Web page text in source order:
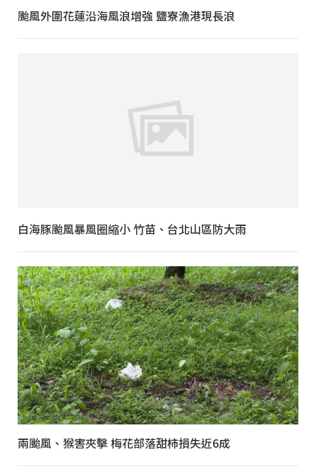
颱風外圍花蓮沿海風浪增強 鹽寮漁港現長浪
白海豚颱風暴風圈縮小 竹苗、台北山區防大雨
兩颱風、猴害夾擊 梅花部落甜柿損失近6成